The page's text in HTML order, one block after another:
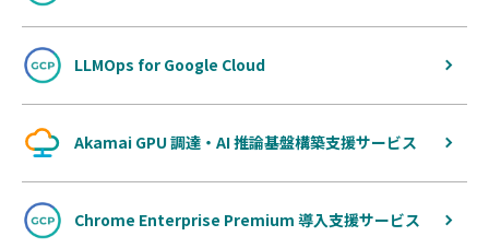
LLMOps for Google Cloud
Akamai GPU 調達・AI 推論基盤構築支援サービス
Chrome Enterprise Premium 導入支援サービス